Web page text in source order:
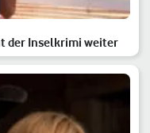
der Inselkrimi weiter